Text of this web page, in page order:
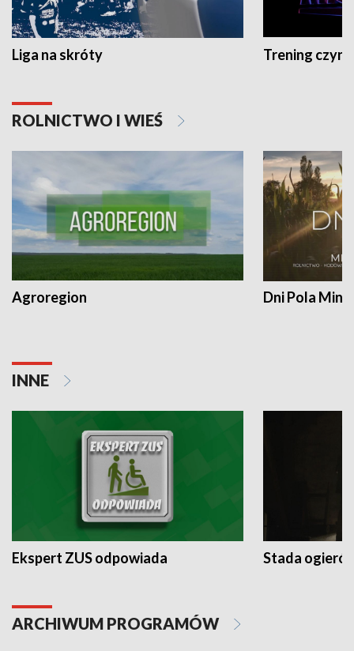
Liga na skróty Trening czyni
ROLNICTWO I WIEŚ
Agroregion Dni Pola
INNE
Ekspert ZUS odpowiada Stada
ARCHIWUM PROGRAMÓW